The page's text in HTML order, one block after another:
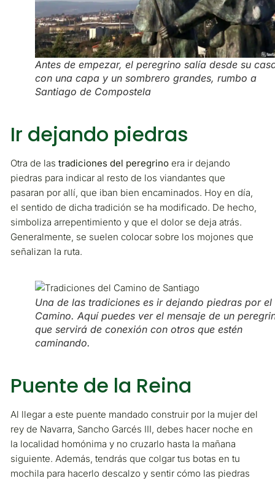
Antes de empezar, el peregrino salía desde su
con una capa y un sombrero grandes, rumbo a
Santiago de Compostela
Ir dejando piedras
Otra de lastradiciones del peregrino era ir dejando
piedras para indicar al resto de los viandantes que
pasaran por allí, que iban bien encaminados. Hoy en día,
el sentido de dicha tradición se ha modificado. De hecho,
simboliza arrepentimiento y que el dolor se deja atrás.
Generalmente, se suelen colocar sobre los mojones que
señalizan la ruta.
Una de las tradiciones es ir dejando piedras por el
Camino. Aquí puedes ver el mensaje de un
que servirá de conexión con otros que estén
caminando.
Puente de la Reina
Al llegar a este puente mandado construir por la mujer del
rey de Navarra, Sancho Garcés III, debes hacer noche en
la localidad homónima y no cruzarlo hasta la mañana
siguiente. Además, tendrás que colgar tus botas en tu
mochila para hacerlo descalzo y sentir cómo las piedras